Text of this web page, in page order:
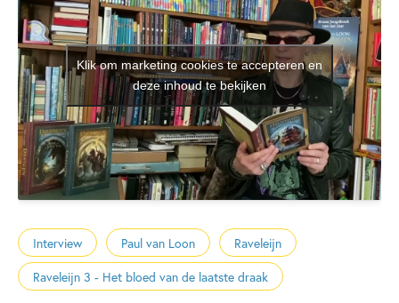
Klik om marketing cookies te accepteren en
deze inhoud te bekijken
Interview Paul van Loon
Raveleijn
Raveleijn 3 - Het bloed van de laatste draak